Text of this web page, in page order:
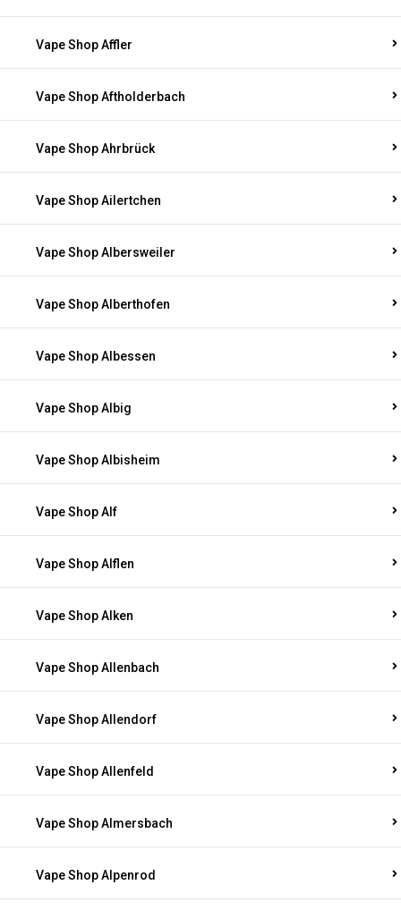
Vape Shop Affler
Vape Shop Aftholderbach
Vape Shop Ahrbrück
Vape Shop Ailertchen
Vape Shop Albersweiler
Vape Shop Alberthofen
Vape Shop Albessen
Vape Shop Albig
Vape Shop Albisheim
Vape Shop Alf
Vape Shop Alflen
Vape Shop Alken
Vape Shop Allenbach
Vape Shop Allendorf
Vape Shop Allenfeld
Vape Shop Almersbach
Vape Shop Alpenrod